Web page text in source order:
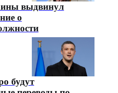
выдвинул
о
будут